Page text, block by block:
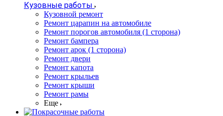
Кузовные работы
Кузовной ремонт
Ремонт царапин на автомобиле
Ремонт порогов автомобиля (1 сторона)
Ремонт бампера
Ремонт арок (1 сторона)
Ремонт двери
Ремонт капота
Ремонт крыльев
Ремонт крыши
Ремонт рамы
Еще